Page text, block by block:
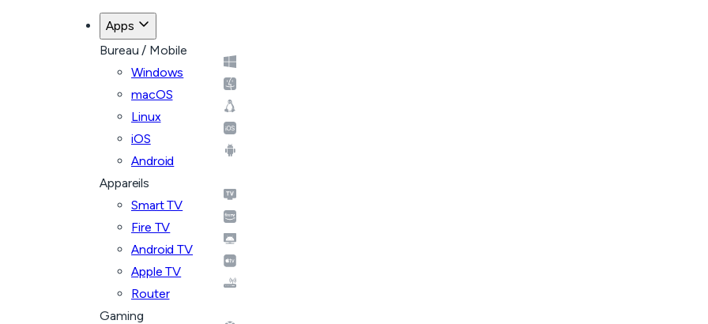
Apps
Bureau / Mobile
Windows
macOS
Linux
iOS
Android
Appareils
Smart TV
Fire TV
Android TV
Apple TV
Router
Gaming